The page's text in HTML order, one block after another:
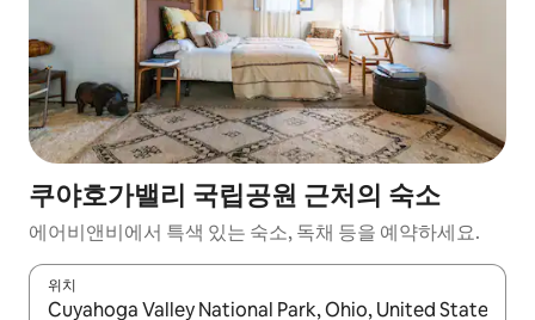
쿠야호가밸리 국립공원 근처의 숙소
에어비앤비에서 특색 있는 숙소, 독채 등을 예약하세요.
위치
결과가 나오면 위·아래 화살표 키를 사용하거나 터치 또는 스와이